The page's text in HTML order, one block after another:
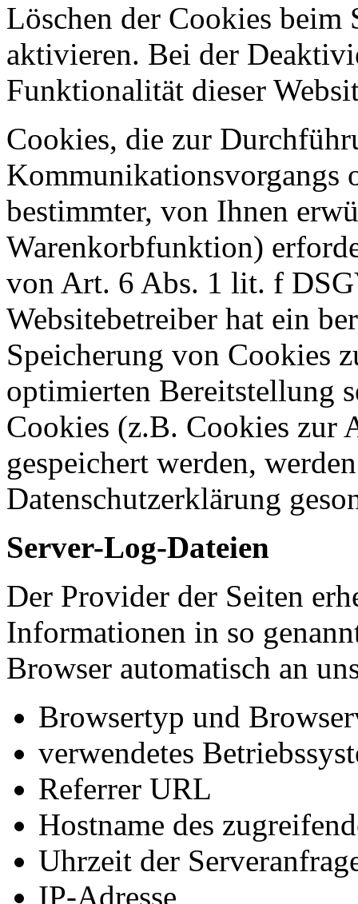
Löschen der Cookies beim
aktivieren. Bei der
Funktionalität dieser
Cookies, die zur
Kommunikationsvorgangs
bestimmter, von Ihnen
Warenkorbfunktion)
von Art. 6 Abs. 1 lit. f
Websitebetreiber hat ein
Speicherung von Cookies
optimierten Bereitstellung
Cookies (z.B. Cookies zur
gespeichert werden,
Datenschutzerklärung
Server-Log-Dateien
Der Provider der Seiten
Informationen in so
Browser automatisch an
Browsertyp und
verwendetes
Referrer URL
Hostname des
Uhrzeit der
IP-Adresse